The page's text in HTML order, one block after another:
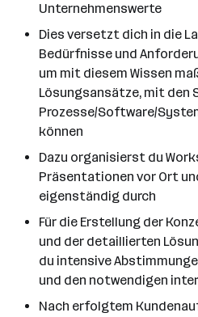
Unternehmenswerte
Dies versetzt dich in die
Bedürfnisse und
um mit diesem Wissen
Lösungsansätze, mit den
Prozesse/Software/
können
Dazu organisierst du
Präsentationen vor Ort
eigenständig durch
Für die Erstellung der
und der detaillierten
du intensive
und den notwendigen
Nach erfolgtem